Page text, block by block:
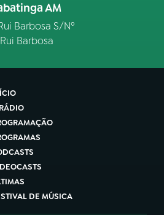
AM
Barbosa S/Nº
Rui Barbosa
DE MÚSICA